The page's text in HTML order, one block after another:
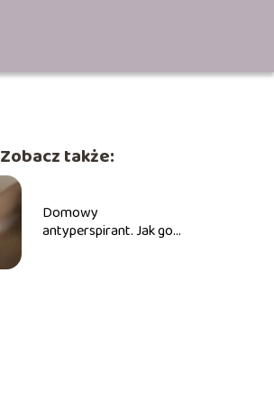
Zobacz także:
Domowy
antyperspirant. Jak go